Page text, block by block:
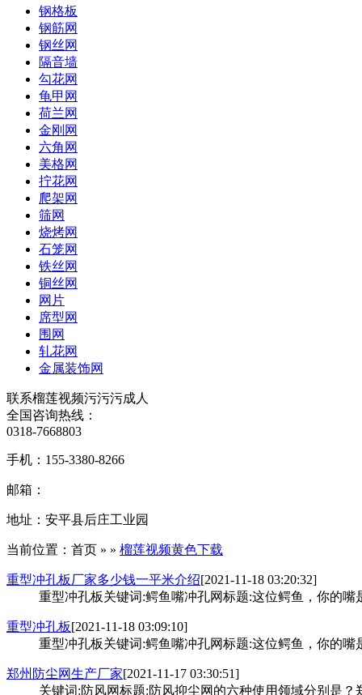
钢格板
钢筋网
钢丝网
隔音墙
勾花网
龟甲网
荷兰网
金刚网
六角网
美格网
拧花网
爬架网
筛网
烧烤网
石笼网
铁丝网
铜丝网
网片
席型网
围网
轧花网
金属装饰网
联系榴莲视频污污污成人
全国咨询热线：
0318-7668803
手机： 155-3380-8266
邮箱：
地址： 安平县后庄工业园
当前位置：首页 » » 榴莲视频黄色下载
重型冲孔板厂家多少钱一平米介绍[2021-11-18 03:20:32]
重型冲孔板关键词:鳄鱼嘴冲孔网标题:这位鳄鱼，你的
重型冲孔板[2021-11-18 03:09:10]
重型冲孔板关键词:鳄鱼嘴冲孔网标题:这位鳄鱼，你的
郑州防尘网生产厂家[2021-11-17 03:30:51]
关键词:防风网标题:防风抑尘网的六种使用领域分别是